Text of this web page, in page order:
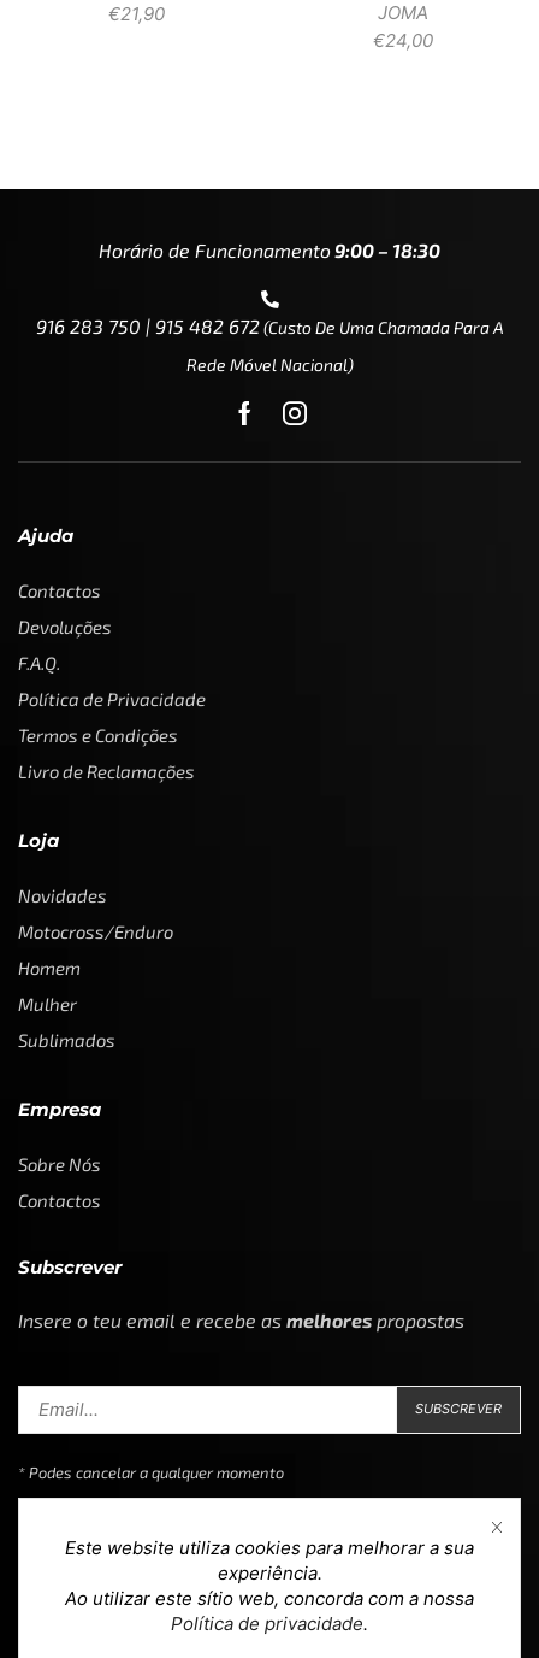
€21,90
JOMA
€24,00
Horário de Funcionamento9:00 – 18:30
916 283 750 | 915 482 672(custo De Uma Chamada Para A
Rede Móvel Nacional)
Ajuda
Contactos
Devoluções
F.A.Q.
Política de Privacidade
Termos e Condições
Livro de Reclamações
Loja
Novidades
Motocross/Enduro
Homem
Mulher
Sublimados
Empresa
Sobre Nós
Contactos
Subscrever
Insere o teu email e recebe as melhores propostas
* Podes cancelar a qualquer momento
Copyright © 2023Loja 39. Todos os direitos reservados.
Este website utiliza cookies para melhorar a sua
experiência.
Ao utilizar este sítio web, concorda com a nossa
Política de privacidade.